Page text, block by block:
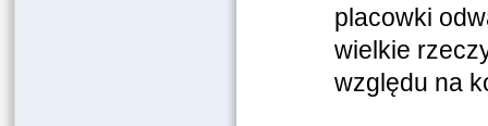
placowki
wielkie
względu na